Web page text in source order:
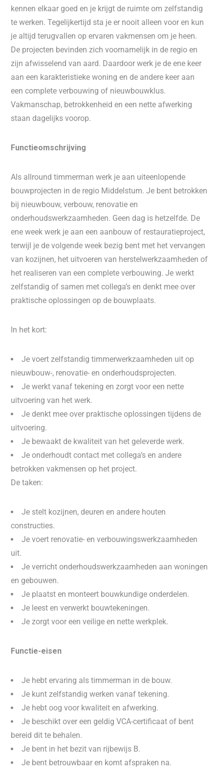
kennen elkaar goed en je krijgt de ruimte om zelfstandig
te werken. Tegelijkertijd sta je er nooit alleen voor en kun
je altijd terugvallen op ervaren vakmensen om je heen.
De projecten bevinden zich voornamelijk in de regio en
zijn afwisselend van aard. Daardoor werk je de ene keer
aan een karakteristieke woning en de andere keer aan
een complete verbouwing of nieuwbouwklus.
Vakmanschap, betrokkenheid en een nette afwerking
staan dagelijks voorop.
Functieomschrijving
Als allround timmerman werk je aan uiteenlopende
bouwprojecten in de regio Middelstum. Je bent betrokken
bij nieuwbouw, verbouw, renovatie en
onderhoudswerkzaamheden. Geen dag is hetzelfde. De
ene week werk je aan een aanbouw of restauratieproject,
terwijl je de volgende week bezig bent met het vervangen
van kozijnen, het uitvoeren van herstelwerkzaamheden of
het realiseren van een complete verbouwing. Je werkt
zelfstandig of samen met collega’s en denkt mee over
praktische oplossingen op de bouwplaats.
In het kort:
Je voert zelfstandig timmerwerkzaamheden uit op
nieuwbouw-, renovatie- en onderhoudsprojecten.
Je werkt vanaf tekening en zorgt voor een nette
uitvoering van het werk.
Je denkt mee over praktische oplossingen tijdens de
uitvoering.
Je bewaakt de kwaliteit van het geleverde werk.
Je onderhoudt contact met collega’s en andere
betrokken vakmensen op het project.
De taken:
Je stelt kozijnen, deuren en andere houten
constructies.
Je voert renovatie- en verbouwingswerkzaamheden
uit.
Je verricht onderhoudswerkzaamheden aan woningen
en gebouwen.
Je plaatst en monteert bouwkundige onderdelen.
Je leest en verwerkt bouwtekeningen.
Je zorgt voor een veilige en nette werkplek.
Functie-eisen
Je hebt ervaring als timmerman in de bouw.
Je kunt zelfstandig werken vanaf tekening.
Je hebt oog voor kwaliteit en afwerking.
Je beschikt over een geldig VCA-certificaat of bent
bereid dit te behalen.
Je bent in het bezit van rijbewijs B.
Je bent betrouwbaar en komt afspraken na.